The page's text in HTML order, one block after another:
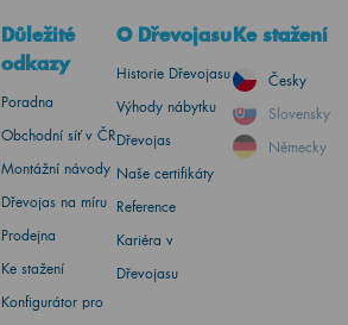
Důležité
odkazy
Poradna
Obchodní síť v ČR
Montážní návody
Dřevojas na míru
Prodejna
Ke stažení
Konfigurátor pro
O Dřevojasu
Historie Dřevojasu
Výhody nábytku
Dřevojas
Naše certifikáty
Reference
Kariéra v
Dřevojasu
Ke stažení
Česky
Slovensky
Německy